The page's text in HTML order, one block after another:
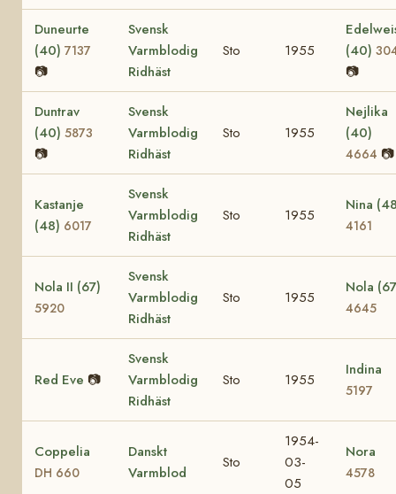
Duneurte
(40) 7137
📷
Svensk
Varmblodig
Ridhäst
Sto 1955
(40)
📷
Duntrav
(40) 5873
📷
Svensk
Varmblodig
Ridhäst
Sto 1955
Nejlika
(40)
4664 📷
Kastanje
(48) 6017
Svensk
Varmblodig
Ridhäst
Sto 1955
Nina
4161
Nola II (67)
5920
Svensk
Varmblodig
Ridhäst
Sto 1955
Nola
4645
Red Eve 📷
Svensk
Varmblodig
Ridhäst
Sto 1955
Indina
5197
Coppelia
DH 660
Danskt
Varmblod
Sto
1954-
03-
05
Nora
4578